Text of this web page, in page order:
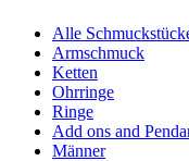
Alle
Armschmuck
Ketten
Ohrringe
Ringe
Add ons and
Männer